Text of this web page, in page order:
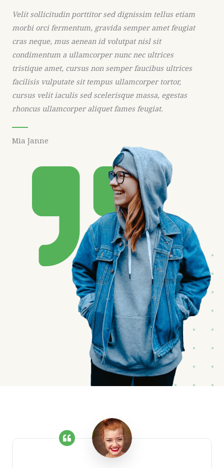
Velit sollicitudin porttitor sed dignissim tellus etiam
morbi orci fermentum, gravida semper amet feugiat
cras neque, mus aenean id volutpat nisl sit
condimentum a ullamcorper nunc nec ultrices
tristique amet, cursus non semper faucibus ultrices
facilisis vulputate sit tempus ullamcorper tortor,
cursus velit iaculis sed scelerisque massa, egestas
rhoncus ullamcorper aliquet fames feugiat.
Mia Janne